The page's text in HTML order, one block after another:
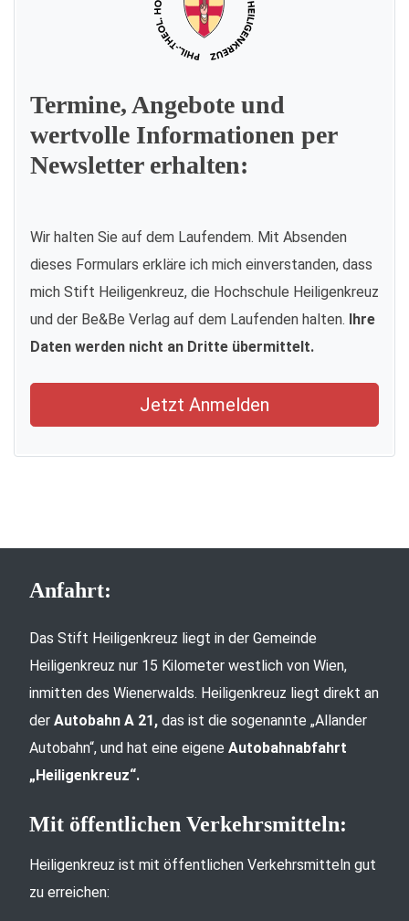
Termine, Angebote und
wertvolle Informationen per
Newsletter erhalten:
Wir halten Sie auf dem Laufendem. Mit Absenden
dieses Formulars erkläre ich mich einverstanden, dass
mich Stift Heiligenkreuz, die Hochschule Heiligenkreuz
und der Be&Be Verlag auf dem Laufenden halten. Ihre
Daten werden nicht an Dritte übermittelt.
Jetzt Anmelden
Anfahrt:
Das Stift Heiligenkreuz liegt in der Gemeinde
Heiligenkreuz nur 15 Kilometer westlich von Wien,
inmitten des Wienerwalds. Heiligenkreuz liegt direkt an
der Autobahn A 21, das ist die sogenannte „Allander
Autobahn“, und hat eine eigene Autobahnabfahrt
„Heiligenkreuz“.
Mit öffentlichen Verkehrsmitteln:
Heiligenkreuz ist mit öffentlichen Verkehrsmitteln gut
zu erreichen: